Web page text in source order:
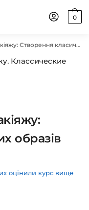
0
Створення класичних образів
образів
оцінили курс вище